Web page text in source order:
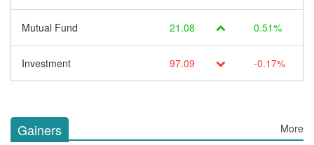
Mutual Fund 21.08 0.51%
Investment 97.09 -0.17%
Gainers More